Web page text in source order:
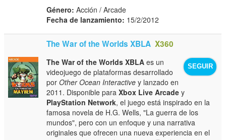
Género: Acción / Arcade
Fecha de lanzamiento: 15/2/2012
The War of the Worlds XBLA X360
SEGUIR
The War of the Worlds XBLA es un
videojuego de plataformas desarrollado
porOther Ocean Interactive y lanzado en
2011. Disponible paraXbox Live Arcade y
PlayStation Network, el juego está inspirado en la
famosa novela de H.G. Wells, "La guerra de los
mundos", pero con un enfoque y una narrativa
originales que ofrecen una nueva experiencia en el